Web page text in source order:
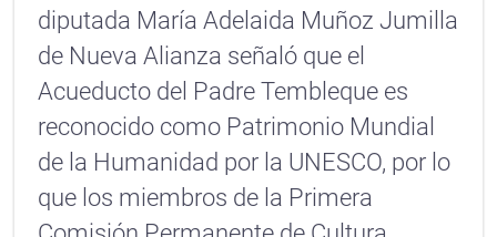
diputada María Adelaida Muñoz Jumilla
de Nueva Alianza señaló que el
Acueducto del Padre Tembleque es
reconocido como Patrimonio Mundial
de la Humanidad por la UNESCO, por lo
que los miembros de la Primera